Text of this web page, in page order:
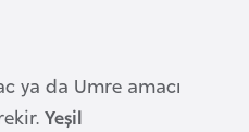
ya da Umre amacı
Yeşil